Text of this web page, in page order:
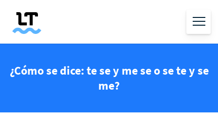
¿Cómo se dice: te se y me se o se te y se
me?